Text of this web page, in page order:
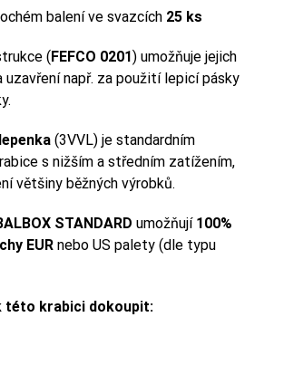
balení ve svazcích 25 ks
(FEFCO 0201) umožňuje jejich
uzavření např. za použití lepicí pásky
(3VVL) je standardním
s nižším a středním zatížením,
většiny běžných výrobků.
STANDARD umožňují 100%
EUR nebo US palety (dle typu
této krabici dokoupit: